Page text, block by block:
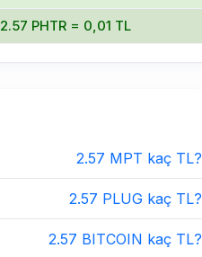
2.57 PHTR = 0,01 TL
2.57 MPT kaç TL?
2.57 PLUG kaç TL?
2.57 BITCOIN kaç TL?